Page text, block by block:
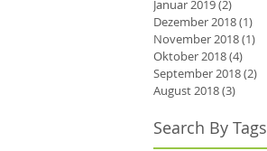
Januar 2019(2)
Dezember 2018(1)
November 2018(1)
Oktober 2018(4)
September 2018(2)
August 2018(3)
Search By Tags